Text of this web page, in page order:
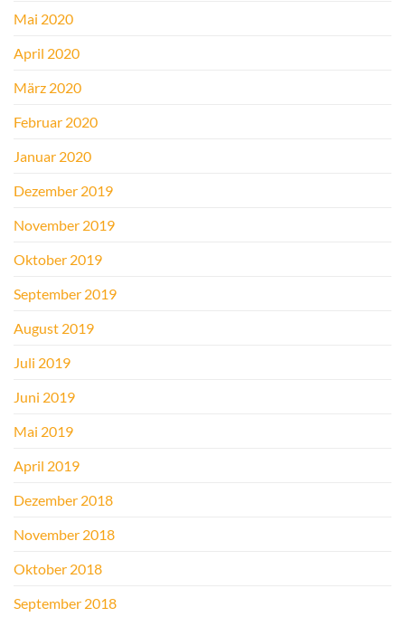
Mai 2020
April 2020
März 2020
Februar 2020
Januar 2020
Dezember 2019
November 2019
Oktober 2019
September 2019
August 2019
Juli 2019
Juni 2019
Mai 2019
April 2019
Dezember 2018
November 2018
Oktober 2018
September 2018